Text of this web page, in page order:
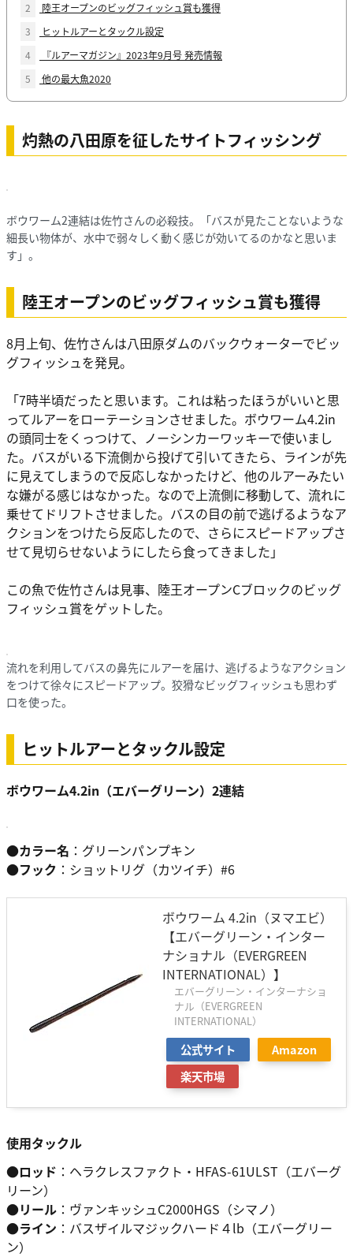
2
陸王オープンのビッグフィッシュ賞も獲得
3
ヒットルアーとタックル設定
4
『ルアーマガジン』2023年9月号 発売情報
5
他の最大魚2020
灼熱の八田原を征したサイトフィッシング
ボウワーム2連結は佐竹さんの必殺技。「バスが見たことないような
細長い物体が、水中で弱々しく動く感じが効いてるのかなと思いま
す」。
陸王オープンのビッグフィッシュ賞も獲得
8月上旬、佐竹さんは八田原ダムのバックウォーターでビッ
グフィッシュを発見。
「7時半頃だったと思います。これは粘ったほうがいいと思
ってルアーをローテーションさせました。ボウワーム4.2in
の頭同士をくっつけて、ノーシンカーワッキーで使いまし
た。バスがいる下流側から投げて引いてきたら、ラインが先
に見えてしまうので反応しなかったけど、他のルアーみたい
な嫌がる感じはなかった。なので上流側に移動して、流れに
乗せてドリフトさせました。バスの目の前で逃げるようなア
クションをつけたら反応したので、さらにスピードアップさ
せて見切らせないようにしたら食ってきました」
この魚で佐竹さんは見事、陸王オープンCブロックのビッグ
フィッシュ賞をゲットした。
流れを利用してバスの鼻先にルアーを届け、逃げるようなアクション
をつけて徐々にスピードアップ。狡猾なビッグフィッシュも思わず
口を使った。
ヒットルアーとタックル設定
ボウワーム4.2in（エバーグリーン）2連結
●カラー名 ：グリーンパンプキン
●フック ：ショットリグ（カツイチ）#6
ボウワーム 4.2in（ヌマエビ）
【エバーグリーン・インター
ナショナル（EVERGREEN
INTERNATIONAL）】
エバーグリーン・インターナショ
ナル（EVERGREEN
INTERNATIONAL）
公式サイト
Amazon
楽天市場
使用タックル
●ロッド ：ヘラクレスファクト・HFAS-61ULST（エバーグ
リーン）
●リール ：ヴァンキッシュC2000HGS（シマノ）
●ライン ：バスザイルマジックハード４lb（エバーグリー
ン）